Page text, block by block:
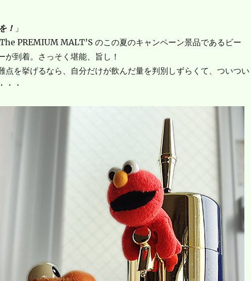
！ 」
PREMIUM MALT’S のこの夏のキャンペーン景品であるビー
が到着。さっそく堪能、旨し！
点を挙げるなら、自分だけが飲んだ量を判別しずらくて、ついつい
・・